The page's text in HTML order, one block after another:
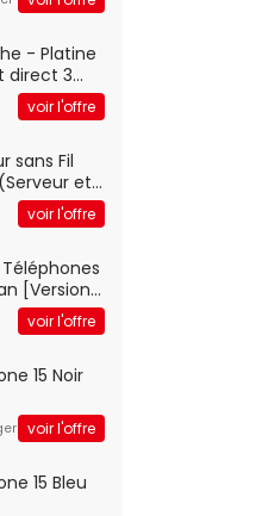
- Platine
direct 3
min) avec
USB
voir l'offre
sans Fil
et
Point
voir l'offre
[Version
voir l'offre
15 Noir
voir l'offre
15 Bleu